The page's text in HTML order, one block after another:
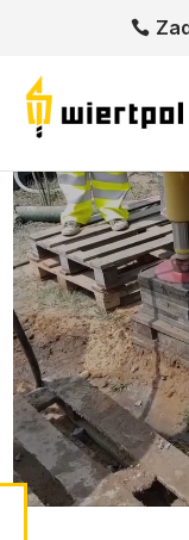
Odtwarzacz
video